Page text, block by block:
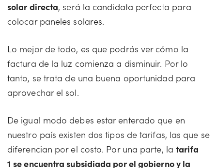
solar directa, será la candidata perfecta para
colocar paneles solares.
Lo mejor de todo, es que podrás ver cómo la
factura de la luz comienza a disminuir. Por lo
tanto, se trata de una buena oportunidad para
aprovechar el sol.
De igual modo debes estar enterado que en
nuestro país existen dos tipos de tarifas, las que se
diferencian por el costo. Por una parte, la tarifa
1 se encuentra subsidiada por el gobierno y la